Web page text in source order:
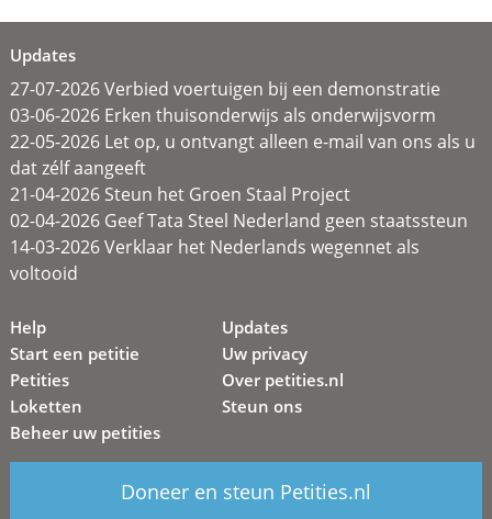
Updates
27-07-2026 Verbied voertuigen bij een demonstratie
03-06-2026 Erken thuisonderwijs als onderwijsvorm
22-05-2026 Let op, u ontvangt alleen e-mail van ons als u
dat zélf aangeeft
21-04-2026 Steun het Groen Staal Project
02-04-2026 Geef Tata Steel Nederland geen staatssteun
14-03-2026 Verklaar het Nederlands wegennet als
voltooid
Help
Start een petitie
Petities
Loketten
Beheer uw petities
Updates
Uw privacy
Over petities.nl
Steun ons
Doneer en steun Petities.nl